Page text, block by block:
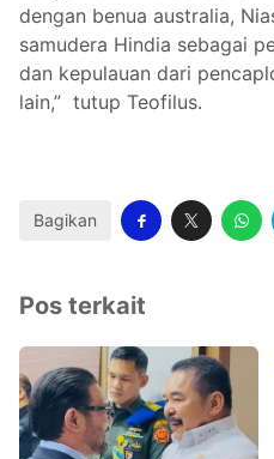
dengan benua australia,
samudera Hindia sebagai
dan kepulauan dari
lain,” tutup Teofilus.
Bagikan
Pos terkait